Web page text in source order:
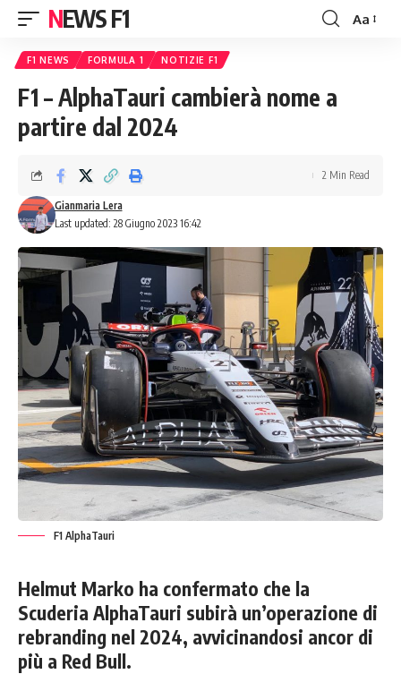
NEWS F1
Font
Aa
F1 NEWS FORMULA 1 NOTIZIE F1
F1 – AlphaTauri cambierà nome a
partire dal 2024
Last updated: 28 Giugno 2023 16:42
Gianmaria Lera
2 Min Read
F1 AlphaTauri
Helmut Marko ha confermato che la
Scuderia AlphaTauri subirà un’operazione di
rebranding nel 2024, avvicinandosi ancor di
più a Red Bull.